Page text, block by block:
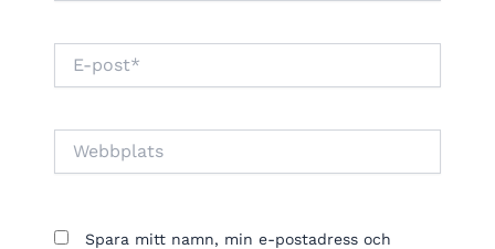
post*
Spara mitt namn, min e-postadress och